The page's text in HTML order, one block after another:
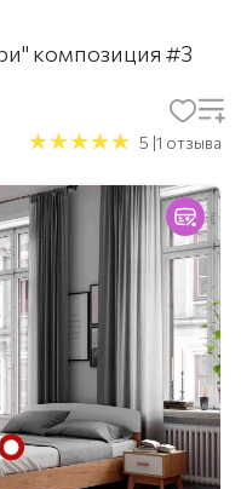
композиция #3
5 |1 отзыва